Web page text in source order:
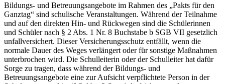
Bildungs- und Betreuungsangebote im Rahmen des „Pakts für den
Ganztag“ sind schulische Veranstaltungen. Während der Teilnahme
und auf den direkten Hin- und Rückwegen sind die Schülerinnen
und Schüler nach § 2 Abs. 1 Nr. 8 Buchstabe b SGB VII gesetzlich
unfallversichert. Dieser Versicherungsschutz entfällt, wenn die
normale Dauer des Weges verlängert oder für sonstige Maßnahmen
unterbrochen wird. Die Schulleiterin oder der Schulleiter hat dafür
Sorge zu tragen, dass während der Bildungs- und
Betreuungsangebote eine zur Aufsicht verpflichtete Person in der